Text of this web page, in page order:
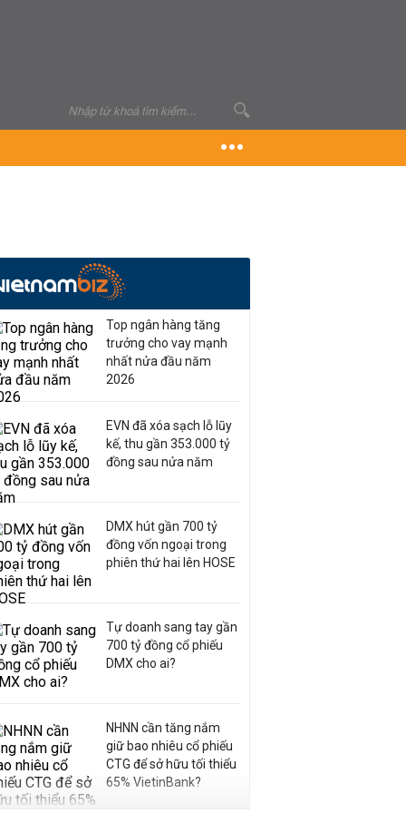
Top ngân hàng tăng
trưởng cho vay mạnh
nhất nửa đầu năm
2026
EVN đã xóa sạch lỗ lũy
kế, thu gần 353.000 tỷ
đồng sau nửa năm
DMX hút gần 700 tỷ
đồng vốn ngoại trong
phiên thứ hai lên HOSE
Tự doanh sang tay gần
700 tỷ đồng cổ phiếu
DMX cho ai?
NHNN cần tăng nắm
giữ bao nhiêu cổ phiếu
CTG để sở hữu tối thiểu
65% VietinBank?